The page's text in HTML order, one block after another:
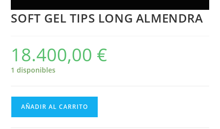
SOFT GEL TIPS LONG ALMENDRA
18.400,00 €
1 disponibles
AÑADIR AL CARRITO